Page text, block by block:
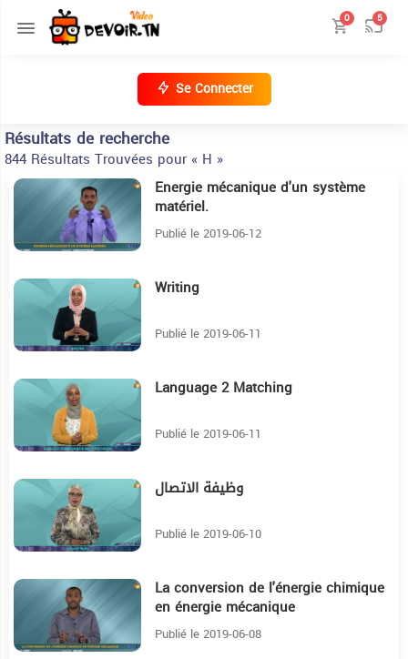
0 5
Se Connecter
Résultats de recherche
844 Résultats Trouvées pour « H »
8:15 Energie mécanique d'un système
matériel.
Publié le 2019-06-12
11:53 Writing
Publié le 2019-06-11
11:19 Language 2 Matching
Publié le 2019-06-11
9:25 وظيفة الاتصال
Publié le 2019-06-10
10:11 La conversion de l'énergie chimique
en énergie mécanique
Publié le 2019-06-08